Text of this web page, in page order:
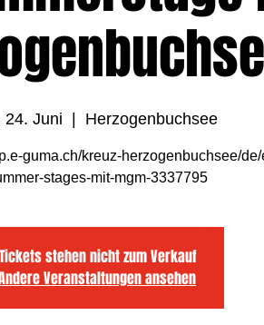
24. Juni Herzogenbuchsee
guma.ch/kreuz-herzogenbuchsee/
stages-mit-mgm-3337795
Tickets stehen nicht zum Verkauf
Veranstaltungen ansehen